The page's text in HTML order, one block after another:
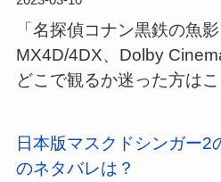
賛
配
信
「名探偵コナン黒鉄の魚影
MX4D/4DX、Dolby
どこで観るか迷った方はこ
日本版マスクドシンガー2
のネタバレは？